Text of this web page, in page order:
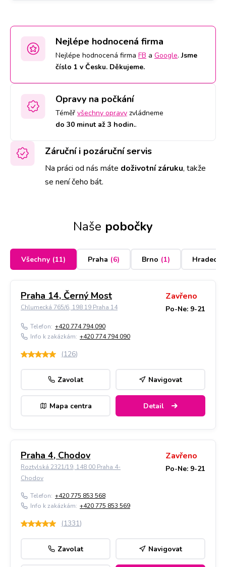
Nejlépe hodnocená firma
Nejlépe hodnocená firma FB a Google.Jsme
číslo 1 v Česku. Děkujeme.
Opravy na počkání
Téměř všechny opravy zvládneme
do 30 minut až 3 hodin..
Záruční i pozáruční servis
Na práci od nás máte doživotní záruku, takže
se není čeho bát.
Naše pobočky
Všechny (11) Praha (6) Brno (1) Hradec
Praha 14, Černý Most
Chlumecká 765/6, 198 19 Praha 14
Zavřeno
Po-Ne: 9-21
Telefon: +420 774 794 090
Info k zakázkám: +420 774 794 090
(126)
Zavolat Navigovat
Mapa centra Detail
Praha 4, Chodov
Roztylská 2321/19, 148 00 Praha 4-
Chodov
Zavřeno
Po-Ne: 9-21
Telefon: +420 775 853 568
Info k zakázkám: +420 775 853 569
(1331)
Zavolat Navigovat